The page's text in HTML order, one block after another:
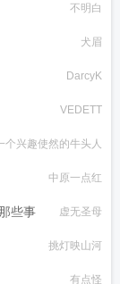
不明白
犬眉
DarcyK
VEDETT
个兴趣使然的牛头人
中原一点红
些事 虚无圣母
挑灯映山河
有点怪